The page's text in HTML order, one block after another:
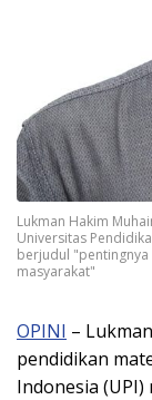
Lukman Hakim
Universitas
berjudul
masyarakat"
OPINI –
pendidikan
Indonesia